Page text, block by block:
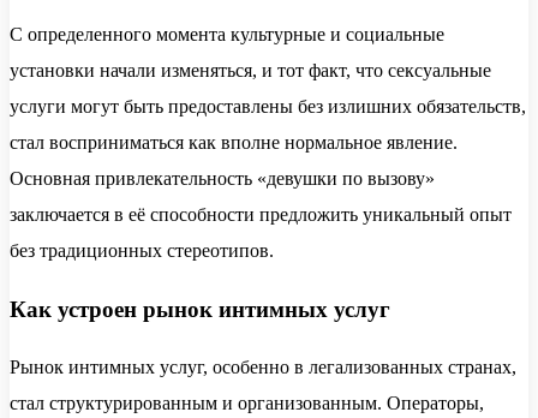
С определенного момента культурные и социальные
установки начали изменяться, и тот факт, что сексуальные
услуги могут быть предоставлены без излишних обязательств,
стал восприниматься как вполне нормальное явление.
Основная привлекательность «девушки по вызову»
заключается в её способности предложить уникальный опыт
без традиционных стереотипов.
Как устроен рынок интимных услуг
Рынок интимных услуг, особенно в легализованных странах,
стал структурированным и организованным. Операторы,